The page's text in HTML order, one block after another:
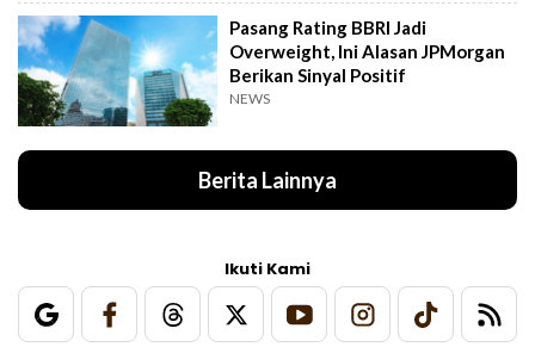
Pasang Rating BBRI Jadi
Overweight, Ini Alasan JPMorgan
Berikan Sinyal Positif
NEWS
Berita Lainnya
Ikuti Kami